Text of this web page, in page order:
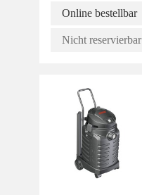
Online bestellbar
Nicht reservierbar